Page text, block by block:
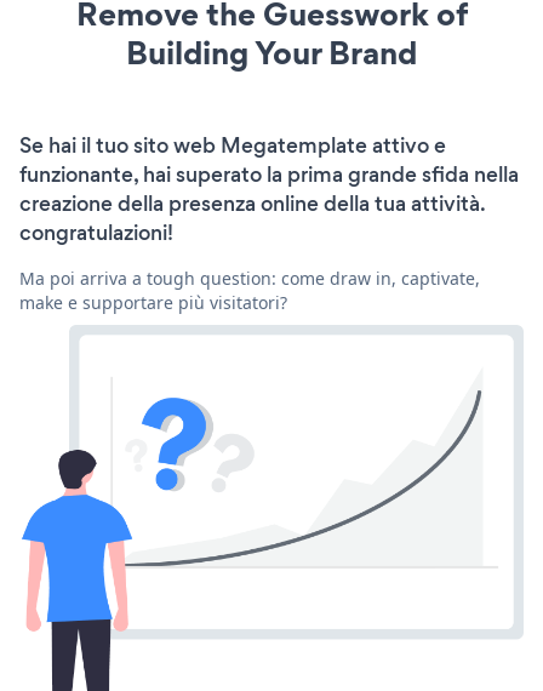
Remove the Guesswork of
Building Your Brand
Se hai il tuo sito web Megatemplate attivo e
funzionante, hai superato la prima grande sfida nella
creazione della presenza online della tua attività.
congratulazioni!
Ma poi arriva a tough question: come draw in, captivate,
make e supportare più visitatori?